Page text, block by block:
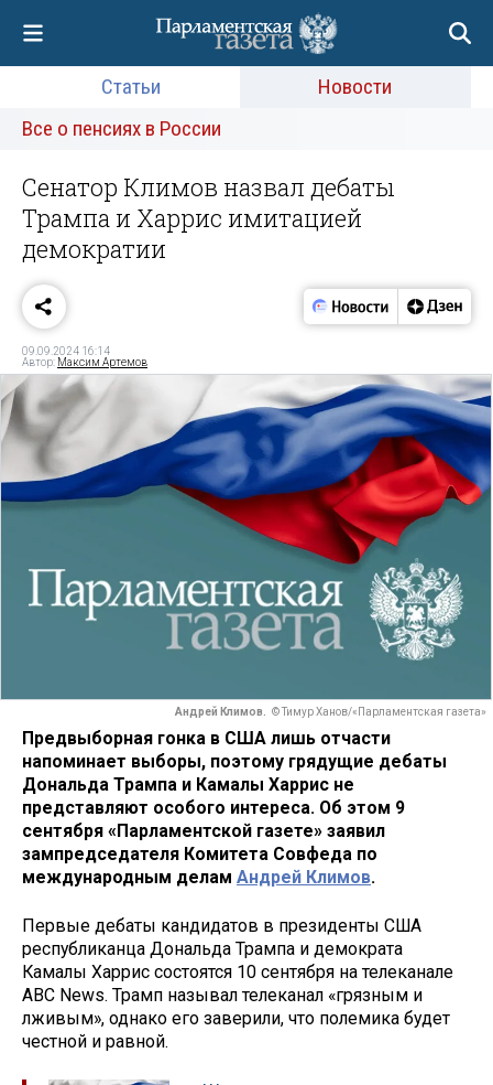
Статьи
Новости
Все о пенсиях в России
Сенатор Климов назвал дебаты
Трампа и Харрис имитацией
демократии
09.09.2024 16:14
Автор: Максим Артемов
Андрей Климов. © Тимур Ханов/«Парламентская газета»
Предвыборная гонка в США лишь отчасти
напоминает выборы, поэтому грядущие дебаты
Дональда Трампа и Камалы Харрис не
представляют особого интереса. Об этом 9
сентября «Парламентской газете» заявил
зампредседателя Комитета Совфеда по
международным делам Андрей Климов.
Первые дебаты кандидатов в президенты США
республиканца Дональда Трампа и демократа
Камалы Харрис состоятся 10 сентября на телеканале
ABC News. Трамп называл телеканал «грязным и
лживым», однако его заверили, что полемика будет
честной и равной.